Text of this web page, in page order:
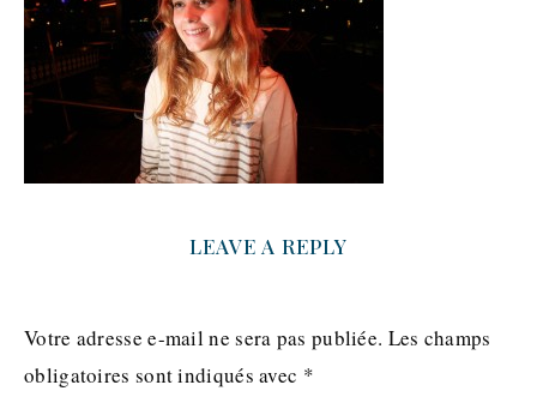
LEAVE A REPLY
Votre adresse e-mail ne sera pas publiée. Les champs
obligatoires sont indiqués avec *